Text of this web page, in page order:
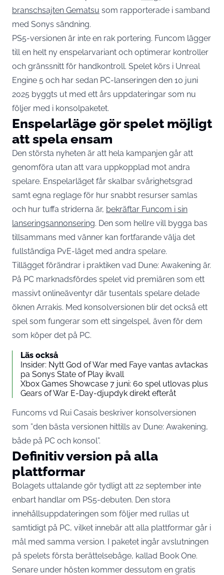
branschsajten Gematsu som rapporterade i samband
med Sonys sändning.
PS5-versionen är inte en rak portering. Funcom lägger
till en helt ny enspelarvariant och optimerar kontroller
och gränssnitt för handkontroll. Spelet körs i Unreal
Engine 5 och har sedan PC-lanseringen den 10 juni
2025 byggts ut med ett års uppdateringar som nu
följer med i konsolpaketet.
Enspelarläge gör spelet möjligt
att spela ensam
Den största nyheten är att hela kampanjen går att
genomföra utan att vara uppkopplad mot andra
spelare. Enspelarläget får skalbar svårighetsgrad
samt egna reglage för hur snabbt resurser samlas
och hur tuffa striderna är, bekräftar Funcom i sin
lanseringsannonsering. Den som hellre vill bygga bas
tillsammans med vänner kan fortfarande välja det
fullständiga PvE-läget med andra spelare.
Tillägget förändrar i praktiken vad Dune: Awakening är.
På PC marknadsfördes spelet vid premiären som ett
massivt onlineäventyr där tusentals spelare delade
öknen Arrakis. Med konsolversionen blir det också ett
spel som fungerar som ett singelspel, även för dem
som köper det på PC.
Läs också
Insider: Nytt God of War med Faye vantas avtackas
pa Sonys State of Play ikvall
Xbox Games Showcase 7 juni: 60 spel utlovas plus
Gears of War E-Day-djupdyk direkt efteråt
Funcoms vd Rui Casais beskriver konsolversionen
som ”den bästa versionen hittills av Dune: Awakening,
både på PC och konsol”.
Definitiv version på alla
plattformar
Bolagets uttalande gör tydligt att 22 september inte
enbart handlar om PS5-debuten. Den stora
innehållsuppdateringen som följer med rullas ut
samtidigt på PC, vilket innebär att alla plattformar går i
mål med samma version. I paketet ingår avslutningen
på spelets första berättelsebåge, kallad Book One.
Senare under hösten kommer dessutom en gratis